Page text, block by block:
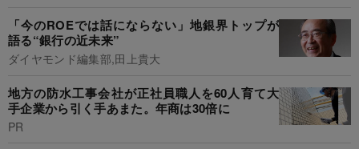
「今のROEでは話にならない」地銀界トップが
語る“銀行の近未来”
ダイヤモンド編集部,田上貴大
地方の防水工事会社が正社員職人を60人育て大
手企業から引く手あまた。年商は30倍に
PR